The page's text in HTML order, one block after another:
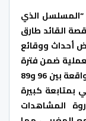
“المسلسل الذي
القائد طارق
أحداث ووقائع
ضمن فترة
التحضير لعبور البحر عن الحقبة التاريخية الواقعة بين 96 و89
حظي بمتابعة كبيرة
المشاھدات